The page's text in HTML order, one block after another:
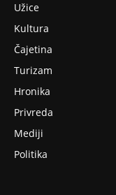
Užice
Kultura
Čajetina
Turizam
Hronika
Privreda
Mediji
Politika